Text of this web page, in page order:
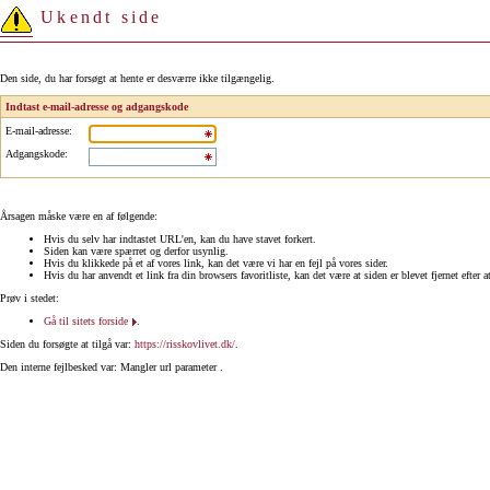
Ukendt side
Den side, du har forsøgt at hente er desværre ikke tilgængelig.
Indtast e-mail-adresse og adgangskode
E-mail-adresse:
Adgangskode:
Årsagen måske være en af følgende:
Hvis du selv har indtastet URL'en, kan du have stavet forkert.
Siden kan være spærret og derfor usynlig.
Hvis du klikkede på et af vores link, kan det være vi har en fejl på vores sider.
Hvis du har anvendt et link fra din browsers favoritliste, kan det være at siden er blevet fjernet efter
Prøv i stedet:
Gå til sitets forside
Siden du forsøgte at tilgå var: https://risskovlivet.dk/
Den interne fejlbesked var: Mangler url parameter .